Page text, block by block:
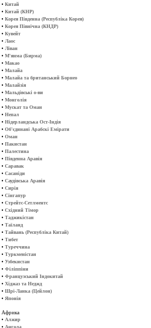
• Китай
• Китай (КНР)
• Корея Південна (Республіка Корея)
• Корея Північна (КНДР)
• Кувейт
• Лаос
• Ліван
• М'янма (Бирма)
• Макао
• Малайа
• Малайа та британський Борнео
• Малайзія
• Мальдівські о-ви
• Монголія
• Мускат та Оман
• Непал
• Нідерландська Ост-Індія
• Об'єдинані Арабскі Емірати
• Оман
• Пакистан
• Палестина
• Південна Аравія
• Саравак
• Сасаніди
• Саудівська Аравія
• Сирія
• Сінгапур
• Стрейтс-Сетлментс
• Східний Тімор
• Таджикістан
• Таїланд
• Тайвань (Республіка Китай)
• Тибет
• Туреччина
• Туркменістан
• Узбекистан
• Філіппіни
• Французський Індокитай
• Хіджаз та Неджд
• Шрі-Ланка (Цейлон)
• Японія
Африка
• Алжир
• Ангола